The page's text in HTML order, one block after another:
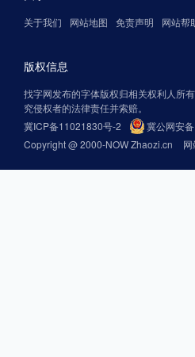
关于我们 网站地图 免责声明 网站帮
版权信息
找字网发布的字体版权归相关权利人所
究侵权者的法律责任并索赔。
冀ICP备11021830号-2
冀公网安
Copyright @ 2000-NOW Zhaozi.cn